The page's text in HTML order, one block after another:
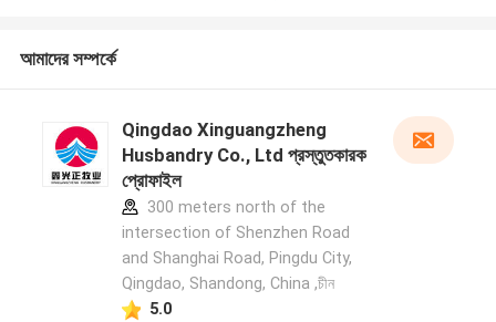
আমাদের সম্পর্কে
Qingdao Xinguangzheng
Husbandry Co., Ltd প্রস্তুতকারক
প্রোফাইল
300 meters north of the
intersection of Shenzhen Road
and Shanghai Road, Pingdu City,
Qingdao, Shandong, China ,চীন
5.0